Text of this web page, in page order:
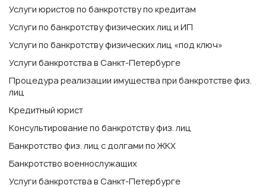
Услуги юристов по банкротству по кредитам
Услуги по банкротству физических лиц и ИП
Услуги по банкротству физических лиц «под ключ»
Услуги банкротства в Санкт-Петербурге
Процедура реализации имущества при банкротстве физ.
лиц
Кредитный юрист
Консультирование по банкротству физ. лиц
Банкротство физ. лиц с долгами по ЖКХ
Банкротство военнослужащих
Услуги банкротства в Санкт-Петербурге